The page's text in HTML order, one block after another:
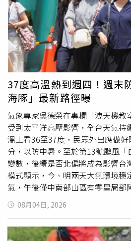
局部陣雨或
雷雨，有較大雨勢；其
東南部慎防極高溫，因大氣不穩定
雷陣雨的機率。下週四至週六（
水氣仍多，西南部清晨及山區午後
「洩天氣教室」）
較強陣風，東半部則因背風沉降作
機率。展望下週一至週三（10日
離，台灣轉受西南風影響，西南部
雷雨，局部地區降雨較明顯；其他
中部以北午後仍有局部雷陣雨發生
留意高溫。下週四、五（13日、
略為減少，西南部清晨及山區午後
最新（5日2時）中央氣象署颱風路
風「白海豚」目前仍維持大型中度
弱，但未來三天將持續朝偏西方向
域，第4天進入東海南部後，移動
方，路徑預報的不確定性也隨之提
期天氣預報中心（ECMWF）最新
是否持續偏西接近中國大陸後再北
提早北轉，主要取決於北方高壓減
西，對台灣的影響將相對較大；若
限，仍有待後續觀察。另外，位
壓已發展為今年第14號輕度颱風
「鯨魚」預計向東北方向移動，明
快速減弱消散，屬於生命週期較短
37度高溫熱到週四！週
海豚」最新路徑曝
氣象專家吳德榮在專欄「洩天機教
受到太平洋高壓影響，全台天氣持
溫上看36至37度，民眾外出應做
分，以防中暑。至於第13號颱風
變數，後續是否北偏將成為影響台
模式顯示，今、明兩天大氣環境穩
氣，午後僅中南部山區有零星局部
各地高溫方面，北部約24至37度
至36度，東部22至35度。最新模
轉為東北風環境，迎風面的北部地
午後山區也容易出現局部雷陣雨，
08月04日, 2026